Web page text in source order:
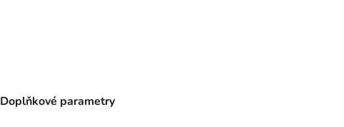
Doplňkové parametry